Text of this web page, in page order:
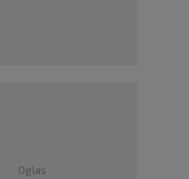
Oglas